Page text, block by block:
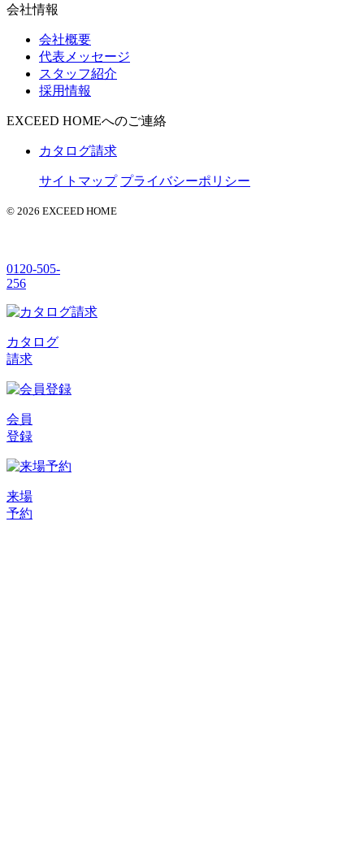
会社情報
会社概要
代表メッセージ
スタッフ紹介
採用情報
EXCEED HOMEへのご連絡
カタログ請求
サイトマップ プライバシーポリシー
© 2026 EXCEED HOME
0120-505-
256
カタログ
請求
会員
登録
来場
予約